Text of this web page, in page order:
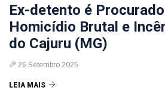
Ex-detento é
Homicídio Brutal e
do Cajuru (MG)
26 Setembro 2025
LEIA MAIS